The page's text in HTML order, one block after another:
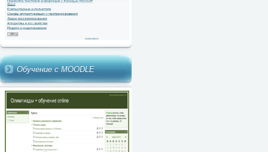
Обучение с MOODLE